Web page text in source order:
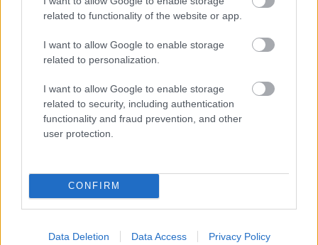
related to functionality of the website or app.
I want to allow Google to enable storage
related to personalization.
I want to allow Google to enable storage
related to security, including authentication
functionality and fraud prevention, and other
user protection.
CONFIRM
Data Deletion Data Access Privacy Policy